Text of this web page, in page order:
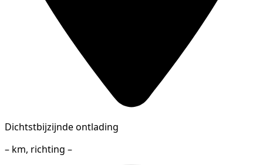
Dichtstbijzijnde ontlading
– km, richting –